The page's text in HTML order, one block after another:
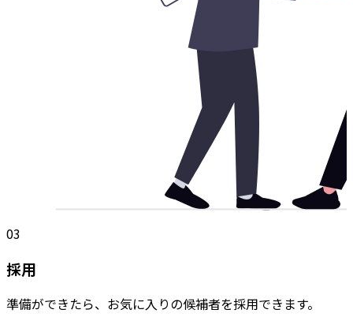
03
採用
準備ができたら、お気に入りの候補者を採用できます。